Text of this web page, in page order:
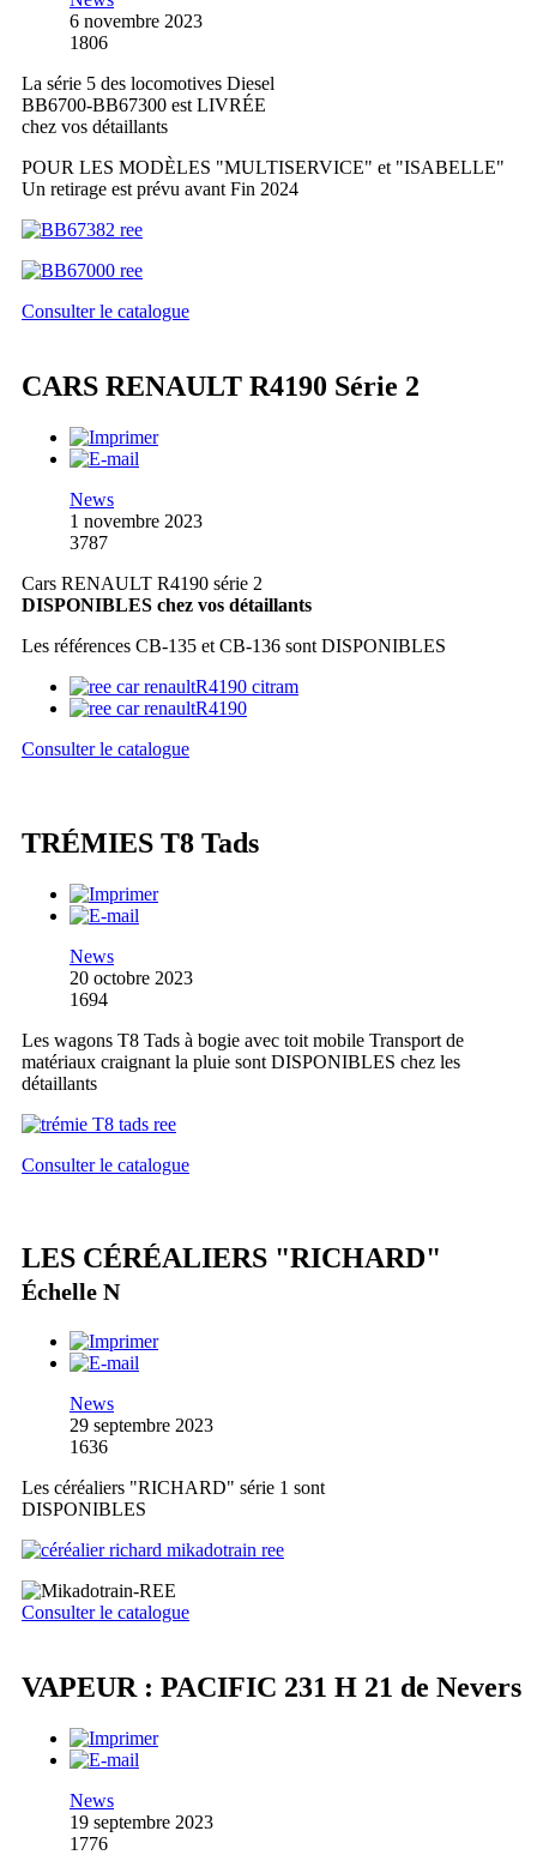
6 novembre 2023
1806
La série 5 des locomotives Diesel
BB6700-BB67300 est LIVRÉE
chez vos détaillants
POUR LES MODÈLES "MULTISERVICE" et "ISABELLE"
Un retirage est prévu avant Fin 2024
Consulter le catalogue
CARS RENAULT R4190 Série 2
News
1 novembre 2023
3787
Cars RENAULT R4190 série 2
DISPONIBLES chez vos détaillants
Les références CB-135 et CB-136 sont DISPONIBLES
Consulter le catalogue
TRÉMIES T8 Tads
News
20 octobre 2023
1694
Les wagons T8 Tads à bogie avec toit mobile Transport de
matériaux craignant la pluie sont DISPONIBLES chez les
détaillants
Consulter le catalogue
LES CÉRÉALIERS "RICHARD"
Échelle N
News
29 septembre 2023
1636
Les céréaliers "RICHARD" série 1 sont
DISPONIBLES
Consulter le catalogue
VAPEUR : PACIFIC 231 H 21 de Nevers
News
19 septembre 2023
1776